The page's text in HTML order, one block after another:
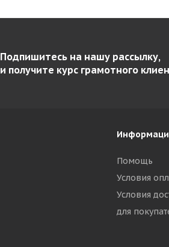
Подпишитесь на нашу рассылку,
и получите курс грамотного
Помощь
Условия
Условия
для